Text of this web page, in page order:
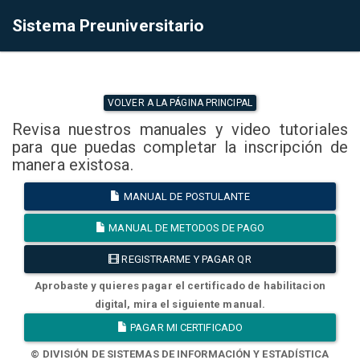
Sistema Preuniversitario
VOLVER A LA PÁGINA PRINCIPAL
Revisa nuestros manuales y video tutoriales
para que puedas completar la inscripción de
manera existosa.
MANUAL DE POSTULANTE
MANUAL DE METODOS DE PAGO
REGISTRARME Y PAGAR QR
Aprobaste y quieres pagar el certificado de habilitacion
digital, mira el siguiente manual.
PAGAR MI CERTIFICADO
© DIVISIÓN DE SISTEMAS DE INFORMACIÓN Y ESTADÍSTICA